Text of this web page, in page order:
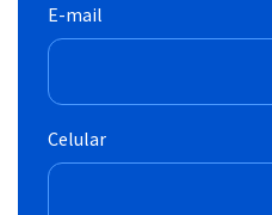
E-mail
Celular